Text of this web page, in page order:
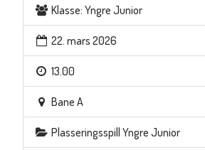
Klasse: Yngre Junior
22. mars 2026
13.00
Bane A
Plasseringsspill Yngre Junior